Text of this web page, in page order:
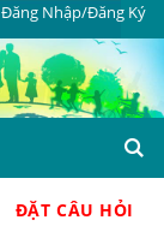
Đăng Nhập/Đăng Ký
ĐẶT CÂU HỎI